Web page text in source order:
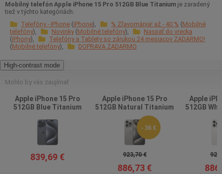
Mobilný telefón Apple iPhone 15 Pro 512GB Blue Titanium je zaradený
tiež v týchto kategóriách:
Telefóny - iPhone iPhone % Zľavománia! až - 40 % Mobilné
telefóny
Novinky Mobilné telefóny
Naspäť do vrecka
iPhony
Telefóny a Tablety so zárukou 24 mesiacov ZADARMO!
Mobilné telefóny
DOPRAVA ZADARMO
High-contrast mode
Mohlo by vás zaujímať
Apple iPhone 15 Pro
512GB Blue Titanium
839,69 €
Apple iPhone 15 Pro
512GB Natural Titanium
- 36 €
923,70 €
886,73 €
Apple
512GB